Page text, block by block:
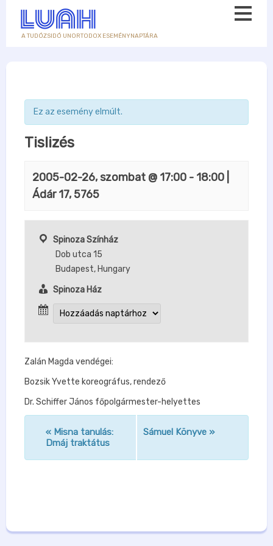
A TUDÓZSIDÓ UNORTODOX ESEMÉNYNAPTÁRA
Ez az esemény elmúlt.
Tislizés
2005-02-26, szombat @ 17:00 - 18:00
Ádár 17, 5765
Spinoza Színház
Dob utca 15
Budapest, Hungary
Spinoza Ház
Zalán Magda vendégei:
Bozsik Yvette koreográfus, rendező
Dr. Schiffer János főpolgármester-helyettes
a
« Misna tanulás:
Dmáj traktátus
Sámuel Könyve »